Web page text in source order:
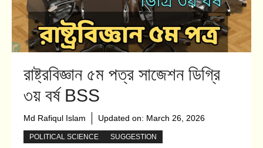
রাষ্ট্রবিজ্ঞান ৫ম পত্র সাজেশন ডিগ্রি
৩য় বর্ষ BSS
Md Rafiqul Islam Updated on: March 26, 2026
POLITICAL SCIENCE SUGGESTION